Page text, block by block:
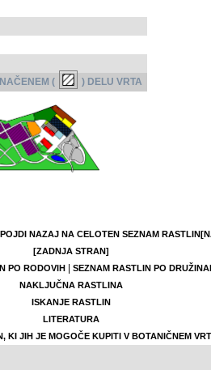
(
) DELU VRTA
POJDI NAZAJ NA CELOTEN SEZNAM RASTLIN
[ZADNJA STRAN]
PO RODOVIH|
SEZNAM RASTLIN PO
NAKLJUČNA RASTLINA
ISKANJE RASTLIN
LITERATURA
KI JIH JE MOGOČE KUPITI V BOTANIČNEM